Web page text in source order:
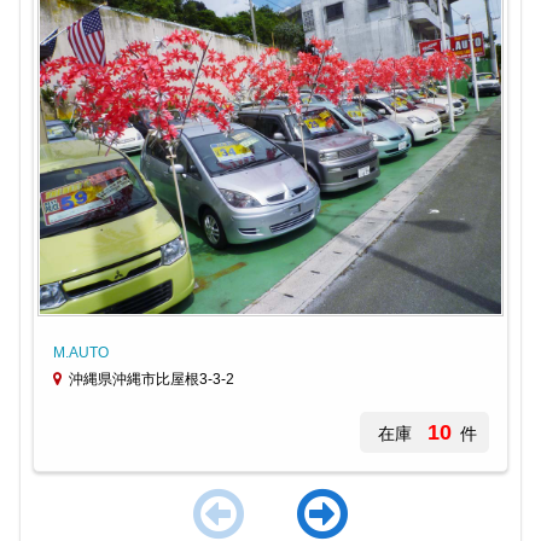
M.AUTO
沖縄県沖縄市比屋根3-3-2
在庫 10 件